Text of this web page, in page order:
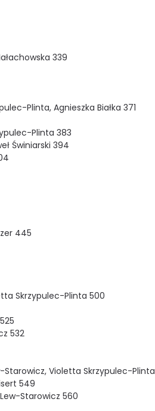
339
Plinta, Agnieszka Białka 371
Plinta 383
Świniarski 394
445
Skrzypulec-Plinta 500
532
Violetta Skrzypulec-
549
Starowicz 560